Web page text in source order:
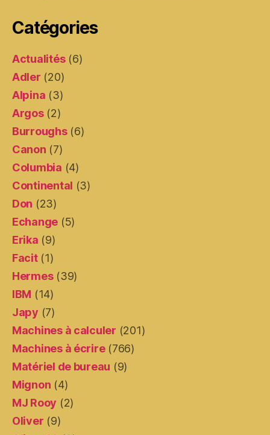
Catégories
Actualités(6)
Adler (20)
Alpina (3)
Argos(2)
Burroughs(6)
Canon (7)
Columbia (4)
Continental (3)
Don (23)
Echange (5)
Erika (9)
Facit(1)
Hermes(39)
IBM (14)
Japy (7)
Machines à calculer (201)
Machines à écrire(766)
Matériel de bureau (9)
Mignon (4)
MJ Rooy (2)
Oliver (9)